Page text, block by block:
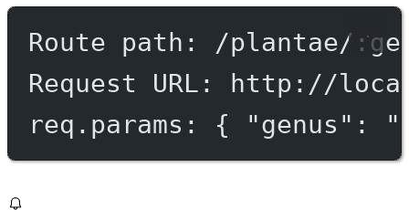
Route path: /plantae/
Request URL: http://
req.params: { "genus":